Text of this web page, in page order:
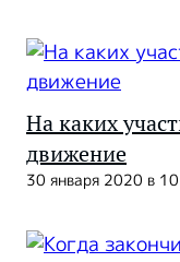
На каких
движение
30 января 2020 в